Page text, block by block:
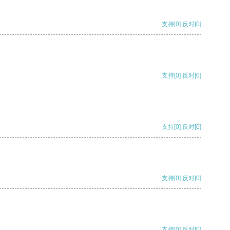
支持[0] 反对[0]
支持[0] 反对[0]
支持[0] 反对[0]
支持[0] 反对[0]